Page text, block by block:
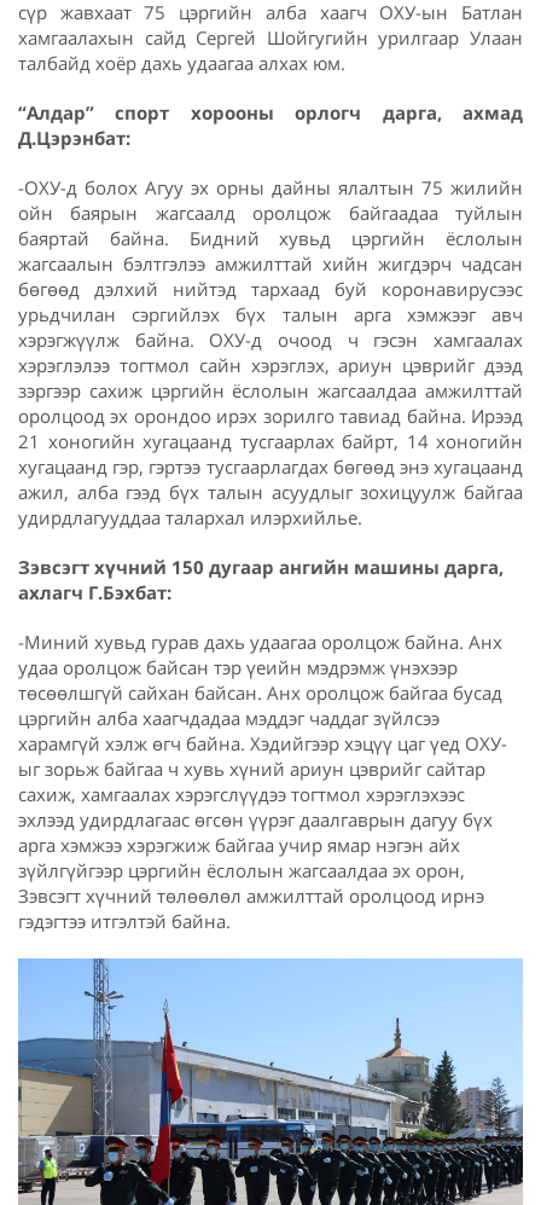
сүр жавхаат 75 цэргийн алба хаагч ОХУ-ын Батлан
хамгаалахын сайд Сергей Шойгугийн урилгаар Улаан
талбайд хоёр дахь удаагаа алхах юм.
“Алдар” спорт хорооны орлогч дарга, ахмад
Д.Цэрэнбат:
-ОХУ-д болох Агуу эх орны дайны ялалтын 75 жилийн
ойн баярын жагсаалд оролцож байгаадаа туйлын
баяртай байна. Бидний хувьд цэргийн ёслолын
жагсаалын бэлтгэлээ амжилттай хийн жигдэрч чадсан
бөгөөд дэлхий нийтэд тархаад буй коронавирусээс
урьдчилан сэргийлэх бүх талын арга хэмжээг авч
хэрэгжүүлж байна. ОХУ-д очоод ч гэсэн хамгаалах
хэрэглэлээ тогтмол сайн хэрэглэх, ариун цэврийг дээд
зэргээр сахиж цэргийн ёслолын жагсаалдаа амжилттай
оролцоод эх орондоо ирэх зорилго тавиад байна. Ирээд
21 хоногийн хугацаанд тусгаарлах байрт, 14 хоногийн
хугацаанд гэр, гэртээ тусгаарлагдах бөгөөд энэ хугацаанд
ажил, алба гээд бүх талын асуудлыг зохицуулж байгаа
удирдлагууддаа талархал илэрхийлье.
Зэвсэгт хүчний 150 дугаар ангийн машины дарга,
ахлагч Г.Бэхбат:
-Миний хувьд гурав дахь удаагаа оролцож байна. Анх
удаа оролцож байсан тэр үеийн мэдрэмж үнэхээр
төсөөлшгүй сайхан байсан. Анх оролцож байгаа бусад
цэргийн алба хаагчдадаа мэддэг чаддаг зүйлсээ
харамгүй хэлж өгч байна. Хэдийгээр хэцүү цаг үед ОХУ-
ыг зорьж байгаа ч хувь хүний ариун цэврийг сайтар
сахиж, хамгаалах хэрэгслүүдээ тогтмол хэрэглэхээс
эхлээд удирдлагаас өгсөн үүрэг даалгаврын дагуу бүх
арга хэмжээ хэрэгжиж байгаа учир ямар нэгэн айх
зүйлгүйгээр цэргийн ёслолын жагсаалдаа эх орон,
Зэвсэгт хүчний төлөөлөл амжилттай оролцоод ирнэ
гэдэгтээ итгэлтэй байна.